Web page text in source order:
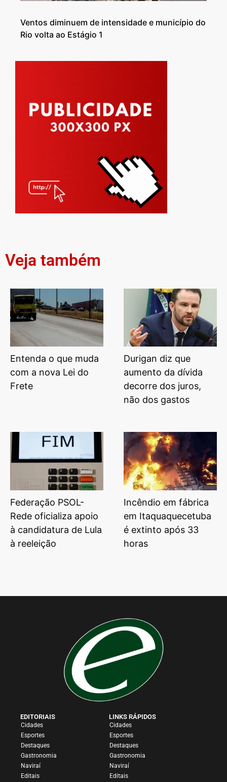
Ventos diminuem de intensidade e município do
Rio volta ao Estágio 1
Veja também
Entenda o que muda
com a nova Lei do
Frete
Durigan diz que
aumento da dívida
decorre dos juros,
não dos gastos
Federação PSOL-
Rede oficializa apoio
à candidatura de Lula
à reeleição
Incêndio em fábrica
em Itaquaquecetuba
é extinto após 33
horas
EDITORIAIS
Cidades
Esportes
Destaques
Gastronomia
Naviraí
Editais
LINKS RÁPIDOS
Cidades
Esportes
Destaques
Gastronomia
Naviraí
Editais